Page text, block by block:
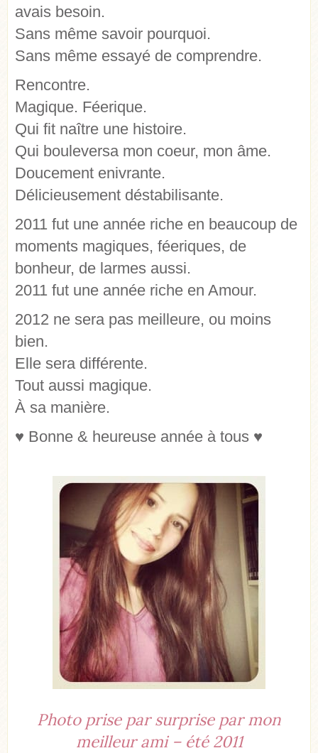
avais besoin.
Sans même savoir pourquoi.
Sans même essayé de comprendre.
Rencontre.
Magique. Féerique.
Qui fit naître une histoire.
Qui bouleversa mon coeur, mon âme.
Doucement enivrante.
Délicieusement déstabilisante.
2011 fut une année riche en beaucoup de
moments magiques, féeriques, de
bonheur, de larmes aussi.
2011 fut une année riche en Amour.
2012 ne sera pas meilleure, ou moins
bien.
Elle sera différente.
Tout aussi magique.
À sa manière.
♥ Bonne & heureuse année à tous ♥
Photo prise par surprise par mon
meilleur ami – été 2011